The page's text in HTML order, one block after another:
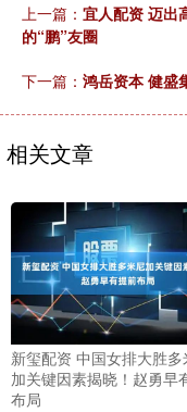
上一篇： 宜人配资 迈出
的“鹏”友圈
下一篇： 鸿岳资本 健盛
相关文章
新玺配资 中国女排大胜多
加关键因素揭晓！赵勇早
布局